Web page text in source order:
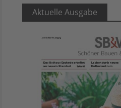
Aktuelle Ausgabe